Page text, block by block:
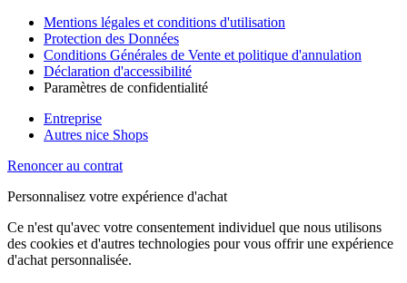
Mentions légales et conditions d'utilisation
Protection des Données
Conditions Générales de Vente et politique d'annulation
Déclaration d'accessibilité
Paramètres de confidentialité
Entreprise
Autres nice Shops
Renoncer au contrat
Personnalisez votre expérience d'achat
Ce n'est qu'avec votre consentement individuel que nous utilisons
des cookies et d'autres technologies pour vous offrir une expérience
d'achat personnalisée.